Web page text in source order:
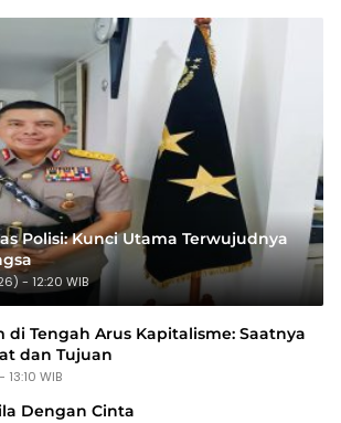
Polisi: Kunci Utama Terwujudnya
- 12:20 WIB
di Tengah Arus Kapitalisme: Saatnya
dan Tujuan
WIB
Dengan Cinta